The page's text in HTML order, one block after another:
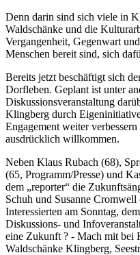
Denn darin sind sich viele in
Waldschänke und die
Vergangenheit, Gegenwart
Menschen bereit sind, sich
Bereits jetzt beschäftigt sich
Dorfleben. Geplant ist unter
Diskussionsveranstaltung
Klingberg durch
Engagement weiter
ausdrücklich willkommen.
Neben Klaus Rubach (68),
(65, Programm/Presse) und
dem „reporter“ die
Schuh und Susanne
Interessierten am Sonntag,
Diskussions- und
eine Zukunft ? - Mach mit bei
Waldschänke Klingberg,